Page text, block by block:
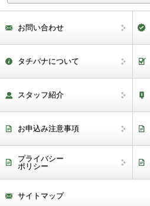
お問い合わせ
タチバナについて
スタッフ紹介
お申込み注意事項
プライバシー
ポリシー
サイトマップ